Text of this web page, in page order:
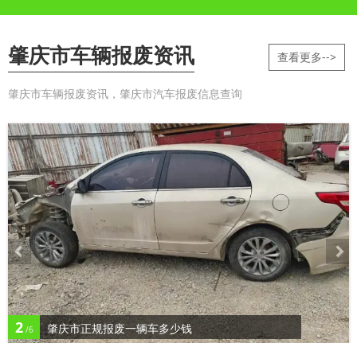
肇庆市车辆报废资讯
肇庆市车辆报废资讯，肇庆市汽车报废信息查询
查看更多-->
2/6 肇庆市正规报废一辆车多少钱